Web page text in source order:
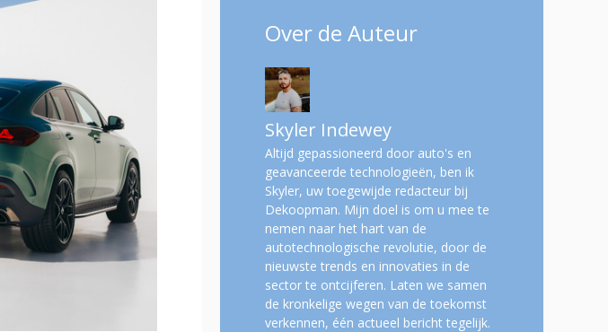
Over de Auteur
Skyler Indewey
Altijd gepassioneerd door auto's en
geavanceerde technologieën, ben ik
Skyler, uw toegewijde redacteur bij
Dekoopman. Mijn doel is om u mee te
nemen naar het hart van de
autotechnologische revolutie, door de
nieuwste trends en innovaties in de
sector te ontcijferen. Laten we samen
de kronkelige wegen van de toekomst
verkennen, één actueel bericht tegelijk.